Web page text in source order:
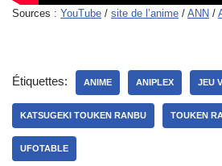
Sources : YouTube / site de l’anime / ANN /
Étiquettes: ANIME ANIPLEX JEU
KATSUGEKI TOUKEN RANBU TOUKEN
UFOTABLE